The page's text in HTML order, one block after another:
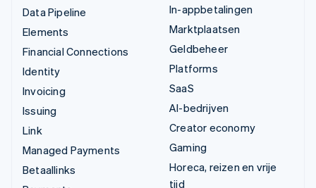
Data Pipeline
Elements
Financial Connections
Identity
Invoicing
Issuing
Link
Managed Payments
Betaallinks
In-appbetalingen
Marktplaatsen
Geldbeheer
Platforms
SaaS
AI-bedrijven
Creator economy
Gaming
Horeca, reizen en vrije
tijd